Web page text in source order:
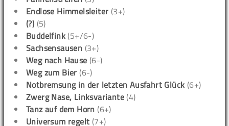
Endlose Himmelsleiter (3+)
(?) (5)
Buddelfink (5+/6-)
Sachsensausen (3+)
Weg nach Hause (6-)
Weg zum Bier (6-)
Notbremsung in der letzten Ausfahrt Glück (6+)
Zwerg Nase, Linksvariante (4)
Tanz auf dem Horn (6+)
Universum regelt (7+)